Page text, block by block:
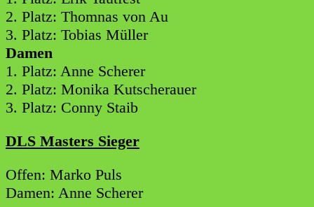
2. Platz: Thomnas von Au
3. Platz: Tobias Müller
Damen
1. Platz: Anne Scherer
2. Platz: Monika Kutscherauer
3. Platz: Conny Staib
DLS Masters Sieger
Offen: Marko Puls
Damen: Anne Scherer